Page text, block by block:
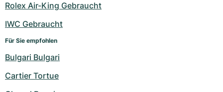
Rolex Air-King Gebraucht
IWC Gebraucht
Für Sie empfohlen
Bulgari Bulgari
Cartier Tortue